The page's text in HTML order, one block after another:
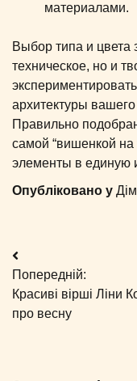
материалами.
Выбор типа и цвета
техническое, но и
архитектуры
Правильно
самой “вишенкой на
элементы в единую
Опубліковано у
Навігація
записів
Попередній:
Красиві вірші Ліни
про весну